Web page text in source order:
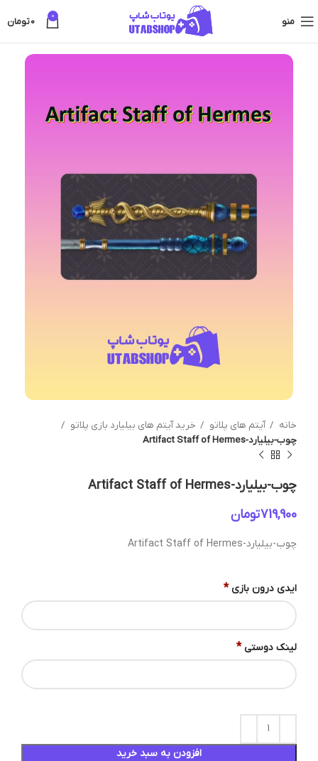
منو 0
0تومان
خانه آیتم های پلاتو
خرید آیتم های بیلیارد بازی پلاتو
چوب-بیلیارد-Artifact Staff of Hermes
چوب-بیلیارد-Artifact Staff of Hermes
تومان
چوب-بیلیارد-Artifact Staff of Hermes
ایدی درون بازی *
لینک دوستی *
افزودن به سبد خرید